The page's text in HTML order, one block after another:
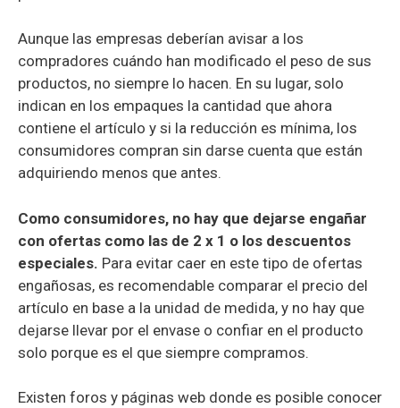
Aunque las empresas deberían avisar a los
compradores cuándo han modificado el peso de sus
productos, no siempre lo hacen. En su lugar, solo
indican en los empaques la cantidad que ahora
contiene el artículo y si la reducción es mínima, los
consumidores compran sin darse cuenta que están
adquiriendo menos que antes.
Como consumidores, no hay que dejarse engañar
con ofertas como las de 2 x 1 o los descuentos
especiales. Para evitar caer en este tipo de ofertas
engañosas, es recomendable comparar el precio del
artículo en base a la unidad de medida, y no hay que
dejarse llevar por el envase o confiar en el producto
solo porque es el que siempre compramos.
Existen foros y páginas web donde es posible conocer